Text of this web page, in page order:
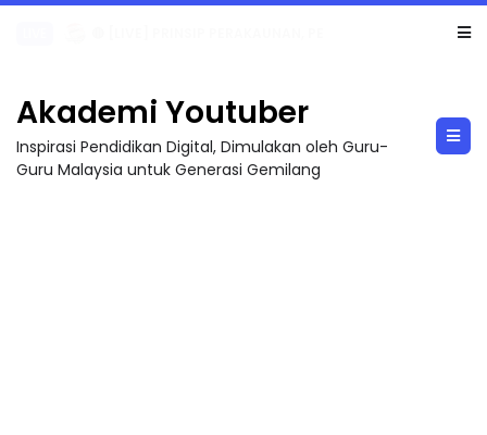
Akademi Youtuber
Inspirasi Pendidikan Digital, Dimulakan oleh Guru-
Guru Malaysia untuk Generasi Gemilang